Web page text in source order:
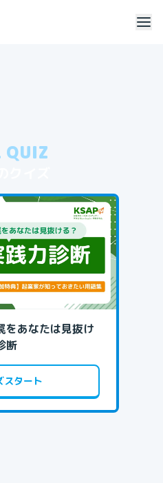
QUIZ
をあなたは見抜け
断
スタート